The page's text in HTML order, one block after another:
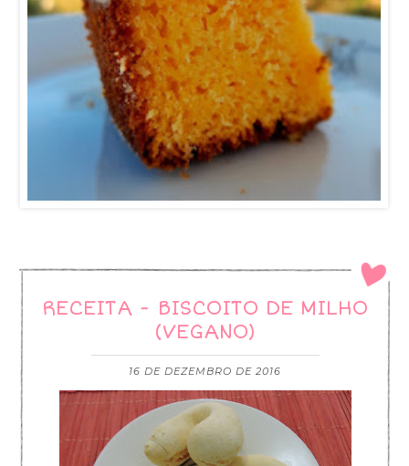
RECEITA - BISCOITO DE MILHO
(VEGANO)
16 DE DEZEMBRO DE 2016